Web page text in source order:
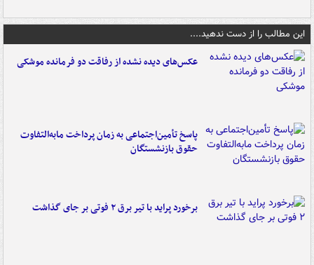
این مطالب را از دست ندهید....
عکس‌های دیده نشده از رفاقت دو فرمانده‌ موشکی
پاسخ تأمین‌اجتماعی به زمان پرداخت مابه‌التفاوت
حقوق بازنشستگان
برخورد پراید با تیر برق ۲ فوتی بر جای گذاشت